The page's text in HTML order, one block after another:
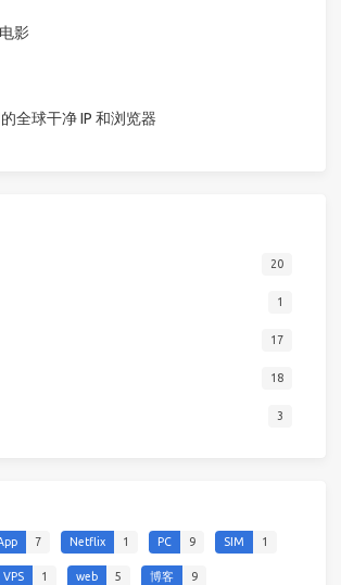
影
全球干净 IP 和浏览器
20
1
17
18
3
7 Netflix 1 PC 9 SIM 1
VPS 1 web 5 博客 9